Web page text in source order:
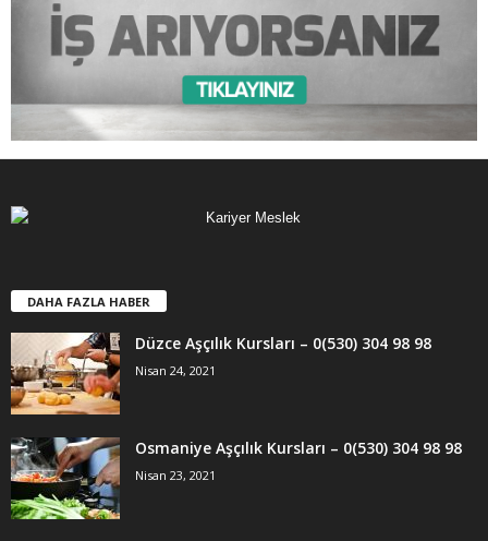
DAHA FAZLA HABER
Düzce Aşçılık Kursları – 0(530) 304 98 98
Nisan 24, 2021
Osmaniye Aşçılık Kursları – 0(530) 304 98 98
Nisan 23, 2021